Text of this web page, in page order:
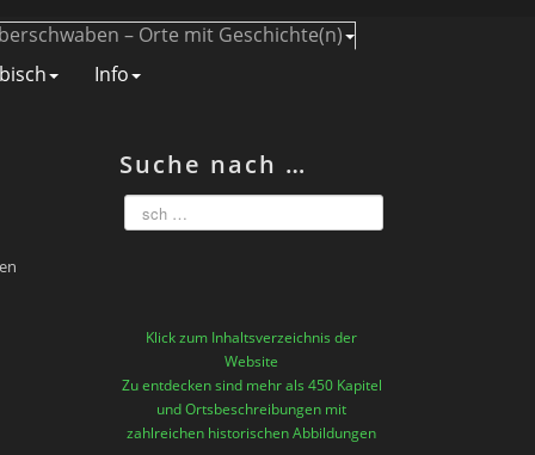
– Orte mit Geschichte(n)
Info
Suche nach …
Klick zum Inhaltsverzeichnis der
Website
Zu entdecken sind mehr als 450 Kapitel
und Ortsbeschreibungen mit
zahlreichen historischen Abbildungen